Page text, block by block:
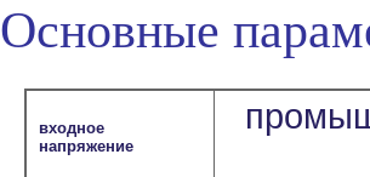
Основные
входное
напряжение